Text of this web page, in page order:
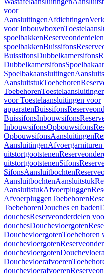
Wastafelaansluitingen
voor
AansluitingenAfdichtingen
voor Inbouwboxen
spoelbakken
spoelbakkenBuissifons
BuissifonsDubbelkamersifons
Dubbelkamersifons
Spoelbakaansluitingen
AansluitstukToebehoren
Toebehoren
voor Toestelaansluitingen voor
apparatenBuissifons
BuissifonsInbouwsifons
InbouwsifonsOpbouwsifons
OpbouwsifonsAansluitingen
AansluitingenAfvoergarnituren
uitstortgootstenen
uitstortgootstenenSifons
SifonsAansluitbochten
AansluitbochtenAansluitstuk
AansluitstukAfvoerpluggen
AfvoerpluggenToebehoren
ToebehorenDouches en baden
douchesReserveonderdelen
douchesDouchevloergoten
DouchevloergotenToebehoren
douchevloergoten
douchevloergoten
Douchevloerafvoeren
douchevloerafvoeren